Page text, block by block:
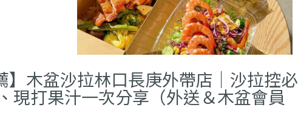
】木盆沙拉林口長庚外帶店｜沙拉控必
現打果汁一次分享（外送＆木盆會員